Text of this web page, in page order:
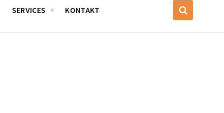
SERVICES KONTAKT